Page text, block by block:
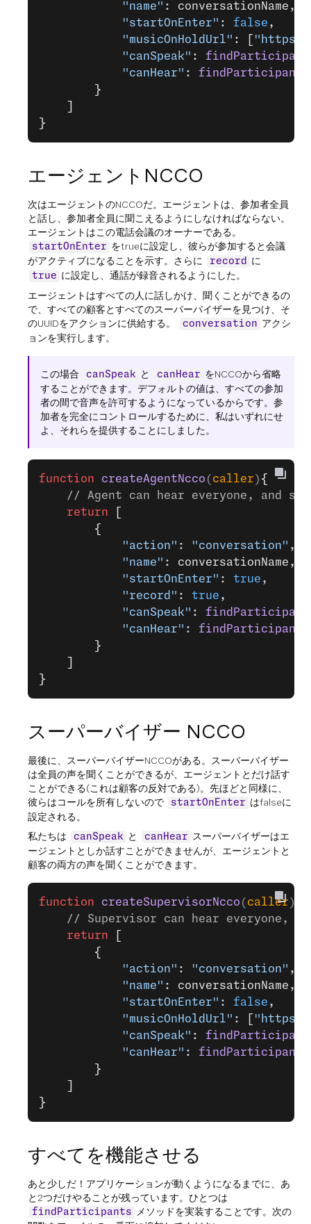
            "name"
: conversationName,
            "startOnEnter"
: false ,
            "musicOnHoldUrl"
: [
"https://
            "canSpeak"
:
            "canHear"
: findParticipants
        }
}
エージェントNCCO
次はエージェントのNCCOだ。エージェントは、参加者全員
と話し、参加者全員に聞こえるようにしなければならない。
エージェントはこの電話会議のオーナーである。
startOnEnter をtrueに設定し、彼らが参加すると会議
がアクティブになることを示す。さらに
record に
true に設定し、通話が録音されるようにした。
エージェントはすべての人に話しかけ、聞くことができるの
で、すべての顧客とすべてのスーパーバイザーを見つけ、そ
のUUIDをアクションに供給する。
conversation アクシ
ョンを実行します。
この場合 canSpeak と canHear をNCCOから省略
することができます。デフォルトの値は、すべての参加
者の間で音声を許可するようになっているからです。参
加者を完全にコントロールするために、私はいずれにせ
よ、それらを提供することにしました。
function createAgentNcco ( caller ) {
// Agent can hear everyone, and
    return
        {
            "action"
: "conversation" ,
            "name"
: conversationName,
            "startOnEnter"
: true ,
            "record"
: true ,
            "canSpeak"
:
            "canHear"
: findParticipants
        }
}
スーパーバイザー NCCO
最後に、スーパーバイザーNCCOがある。スーパーバイザー
は全員の声を聞くことができるが、エージェントとだけ話す
ことができる(これは顧客の反対である)。先ほどと同様に、
彼らはコールを所有しないので
startOnEnter はfalseに
設定される。
私たちは
canSpeak と canHear
スーパーバイザーはエ
ージェントとしか話すことができませんが、エージェントと
顧客の両方の声を聞くことができます。
function createSupervisorNcco ( caller )
// Supervisor can hear everyone,
    return
        {
            "action"
: "conversation" ,
            "name"
: conversationName,
            "startOnEnter"
: false ,
            "musicOnHoldUrl"
: [
"https://
            "canSpeak"
:
            "canHear"
: findParticipants
        }
}
すべてを機能させる
あと少しだ！アプリケーションが動くようになるまでに、あ
と2つだけやることが残っています。ひとつは
findParticipants
メソッドを実装することです。次の